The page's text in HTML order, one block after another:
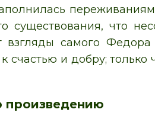
существования, что
взгляды самого
счастью и добру;
произведению